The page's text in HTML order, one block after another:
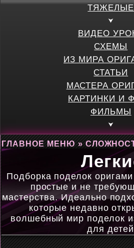
ТЯЖЕЛЫЕ
ВИДЕО
СХЕМЫ
ИЗ МИРА
СТАТЬИ
МАСТЕРА
КАРТИНКИ И
ФИЛЬМЫ
ГЛАВНОЕ МЕНЮ»
Подборка поделок
простые и не
мастерства. Идеально
которые недавно
волшебный мир поделок
для